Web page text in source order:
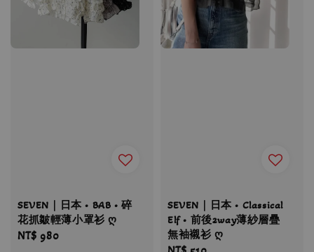
SEVEN｜日本 • BAB • 碎
花抓皺輕薄小罩衫 ღ
Regular
NT$ 980
SEVEN｜日本 • Classical
Elf • 前後2way薄紗層疊
無袖襯衫 ღ